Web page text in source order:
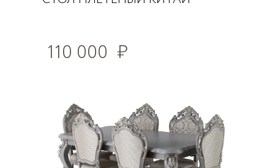
110 000 ₽